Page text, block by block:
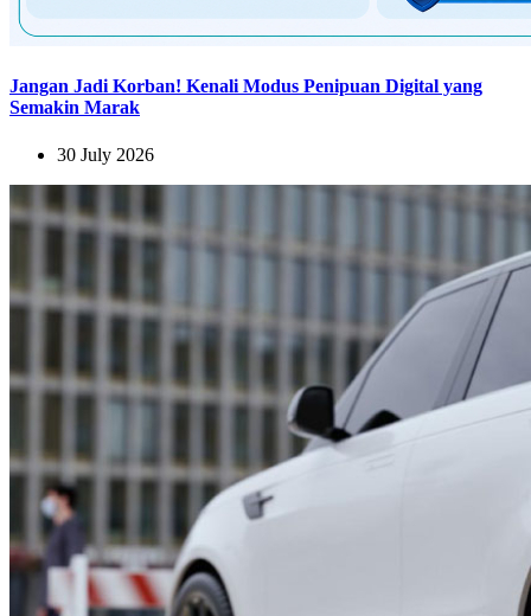
Jangan Jadi Korban! Kenali Modus Penipuan Digital yang
Semakin Marak
30 July 2026